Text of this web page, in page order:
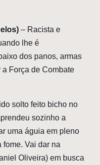
– Racista e
lhe é
dos panos, armas
Força de Combate
solto feito bicho no
sozinho a
uma águia em pleno
fome. Vai dar na
Oliveira) em busca